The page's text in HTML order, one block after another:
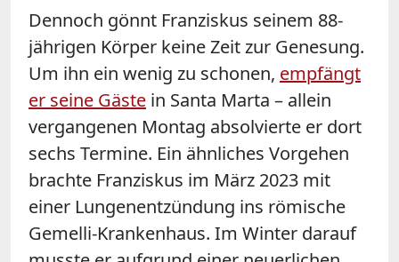
Dennoch gönnt Franziskus seinem 88-
jährigen Körper keine Zeit zur Genesung.
Um ihn ein wenig zu schonen, empfängt
er seine Gäste in Santa Marta – allein
vergangenen Montag absolvierte er dort
sechs Termine. Ein ähnliches Vorgehen
brachte Franziskus im März 2023 mit
einer Lungenentzündung ins römische
Gemelli-Krankenhaus. Im Winter darauf